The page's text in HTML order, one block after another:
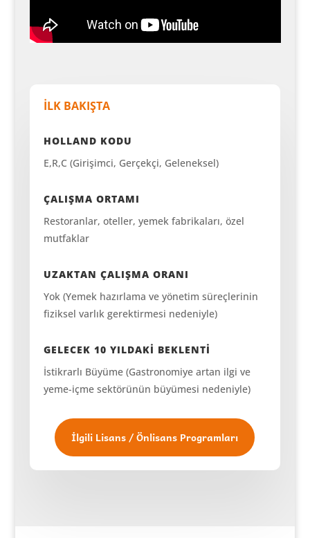
İLK BAKIŞTA
HOLLAND KODU
E,R,C (Girişimci, Gerçekçi, Geleneksel)
ÇALIŞMA ORTAMI
Restoranlar, oteller, yemek fabrikaları, özel
mutfaklar
UZAKTAN ÇALIŞMA ORANI
Yok (Yemek hazırlama ve yönetim süreçlerinin
fiziksel varlık gerektirmesi nedeniyle)
GELECEK 10 YILDAKİ BEKLENTİ
İstikrarlı Büyüme (Gastronomiye artan ilgi ve
yeme-içme sektörünün büyümesi nedeniyle)
İlgili Lisans / Önlisans Programları